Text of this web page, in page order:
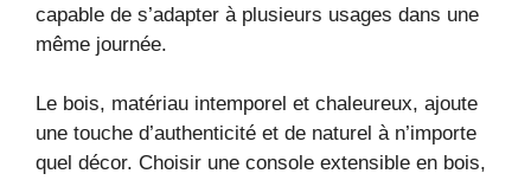
capable de s’adapter à plusieurs usages dans une
même journée.
Le bois, matériau intemporel et chaleureux, ajoute
une touche d’authenticité et de naturel à n’importe
quel décor. Choisir une console extensible en bois,